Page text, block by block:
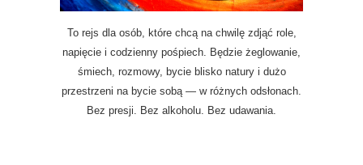
To rejs dla osób, które chcą na chwilę zdjąć role,
napięcie i codzienny pośpiech. Będzie żeglowanie,
śmiech, rozmowy, bycie blisko natury i dużo
przestrzeni na bycie sobą — w różnych odsłonach.
Bez presji. Bez alkoholu. Bez udawania.